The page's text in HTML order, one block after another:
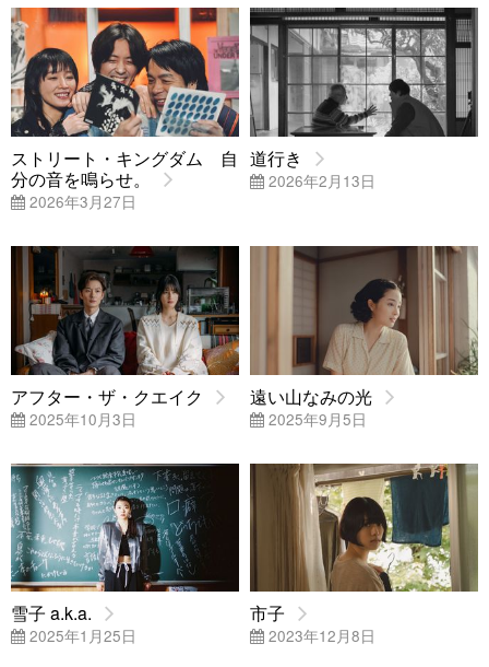
ストリート・キングダム 自
分の音を鳴らせ。
2026年3月27日
道行き
2026年2月13日
アフター・ザ・クエイク
2025年10月3日
遠い山なみの光
2025年9月5日
雪子 a.k.a.
2025年1月25日
市子
2023年12月8日